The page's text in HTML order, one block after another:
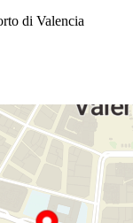
di Valencia